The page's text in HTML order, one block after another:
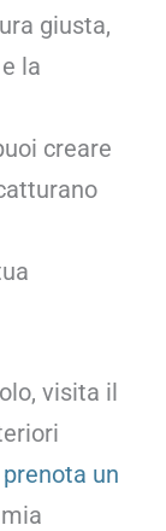
giusta,
la
creare
visita il
prenota un